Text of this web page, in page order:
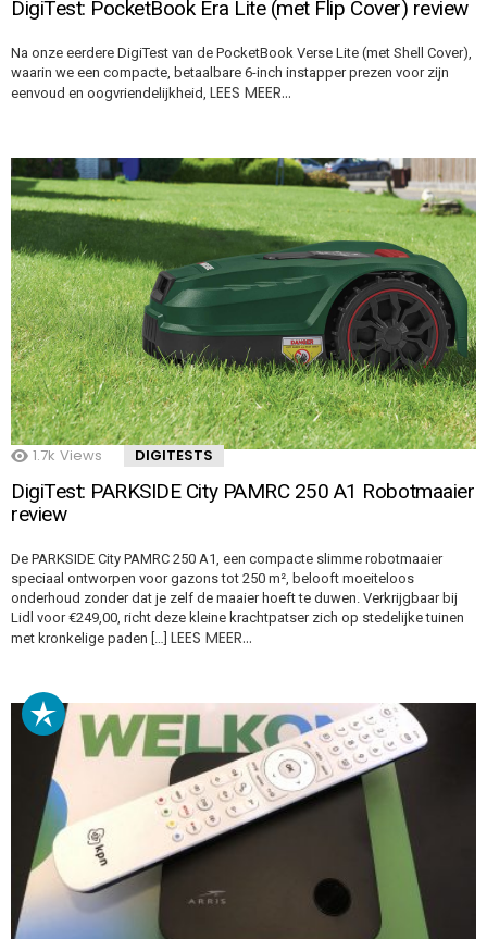
DigiTest: PocketBook Era Lite (met Flip Cover) review
Na onze eerdere DigiTest van de PocketBook Verse Lite (met Shell Cover),
waarin we een compacte, betaalbare 6-inch instapper prezen voor zijn
eenvoud en oogvriendelijkheid, LEES MEER…
1.7k Views DIGITESTS
DigiTest: PARKSIDE City PAMRC 250 A1 Robotmaaier
review
De PARKSIDE City PAMRC 250 A1, een compacte slimme robotmaaier
speciaal ontworpen voor gazons tot 250 m², belooft moeiteloos
onderhoud zonder dat je zelf de maaier hoeft te duwen. Verkrijgbaar bij
Lidl voor €249,00, richt deze kleine krachtpatser zich op stedelijke tuinen
met kronkelige paden […] LEES MEER…